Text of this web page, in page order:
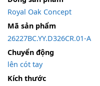
Royal Oak Concept
Mã sản phẩm
26227BC.YY.D326CR.01-A
Chuyển động
lên cót tay
Kích thước